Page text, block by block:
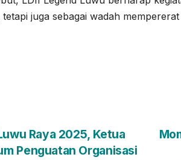
juga sebagai wadah
Raya 2025, Ketua
Penguatan Organisasi